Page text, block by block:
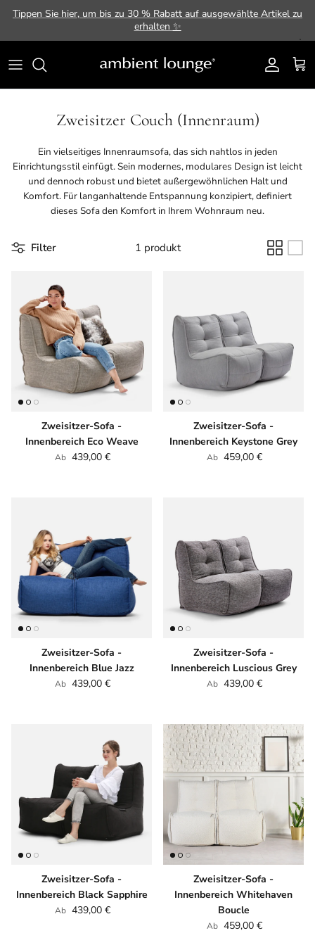
Direkt zum Inhalt
Tippen Sie hier, um bis zu 30 % Rabatt auf ausgewählte Artikel zu
erhalten ✨
Konto
Zweisitzer Couch (Innenraum)
Ein vielseitiges Innenraumsofa, das sich nahtlos in jeden
Einrichtungsstil einfügt. Sein modernes, modulares Design ist leicht
und dennoch robust und bietet außergewöhnlichen Halt und
Komfort. Für langanhaltende Entspannung konzipiert, definiert
dieses Sofa den Komfort in Ihrem Wohnraum neu.
Filter 1 produkt
Zweisitzer-Sofa -
Innenbereich Eco Weave
Normaler Preis
Ab 439,00 €
Zweisitzer-Sofa -
Innenbereich Keystone Grey
Normaler Preis
Ab 459,00 €
Zweisitzer-Sofa -
Innenbereich Blue Jazz
Normaler Preis
Ab 439,00 €
Zweisitzer-Sofa -
Innenbereich Luscious Grey
Normaler Preis
Ab 439,00 €
Zweisitzer-Sofa -
Innenbereich Black Sapphire
Normaler Preis
Ab 439,00 €
Zweisitzer-Sofa -
Innenbereich Whitehaven
Boucle
Normaler Preis
Ab 459,00 €